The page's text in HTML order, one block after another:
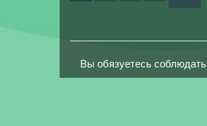
Вы обязуетесь соблюдать